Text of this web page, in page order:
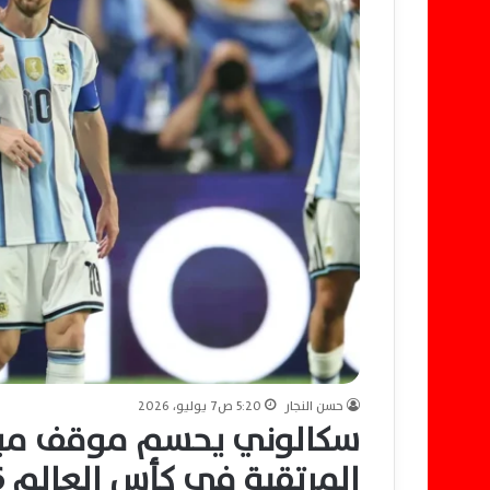
حسن النجار 5:20 ص7 يوليو، 2026
سكالوني يحسم موقف